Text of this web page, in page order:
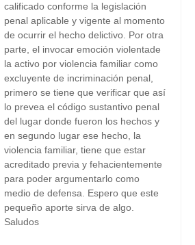
calificado conforme la legislación
penal aplicable y vigente al momento
de ocurrir el hecho delictivo. Por otra
parte, el invocar emoción violentade
la activo por violencia familiar como
excluyente de incriminación penal,
primero se tiene que verificar que así
lo prevea el código sustantivo penal
del lugar donde fueron los hechos y
en segundo lugar ese hecho, la
violencia familiar, tiene que estar
acreditado previa y fehacientemente
para poder argumentarlo como
medio de defensa. Espero que este
pequeño aporte sirva de algo.
Saludos